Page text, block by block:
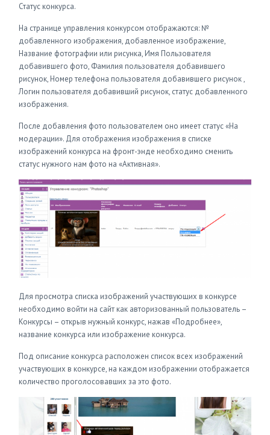
Статус конкурса.
На странице управления конкурсом отображаются: №
добавленного изображения, добавленное изображение,
Название фотографии или рисунка, Имя Пользователя
добавившего фото, Фамилия пользователя добавившего
рисунок, Номер телефона пользователя добавившего рисунок ,
Логин пользователя добавивший рисунок, статус добавленного
изображения.
После добавления фото пользователем оно имеет статус «На
модерации». Для отображения изображения в списке
изображений конкурса на фронт-энде необходимо сменить
статус нужного нам фото на «Активная».
Для просмотра списка изображений участвующих в конкурсе
необходимо войти на сайт как авторизованный пользователь –
Конкурсы – открыв нужный конкурс, нажав «Подробнее»,
название конкурса или изображение конкурса.
Под описание конкурса расположен список всех изображений
участвующих в конкурсе, на каждом изображении отображается
количество проголосовавших за это фото.